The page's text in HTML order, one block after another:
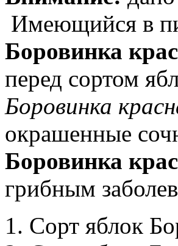
Имеющийся в
Боровинка
перед сортом
Боровинка
окрашенные
Боровинка
грибным
1. Сорт яблок